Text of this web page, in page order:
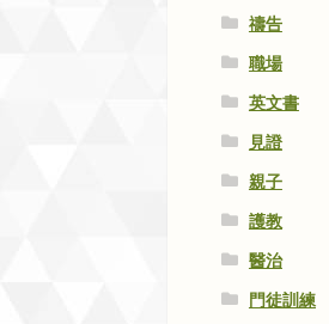
禱告
職場
英文書
見證
親子
護教
醫治
門徒訓練